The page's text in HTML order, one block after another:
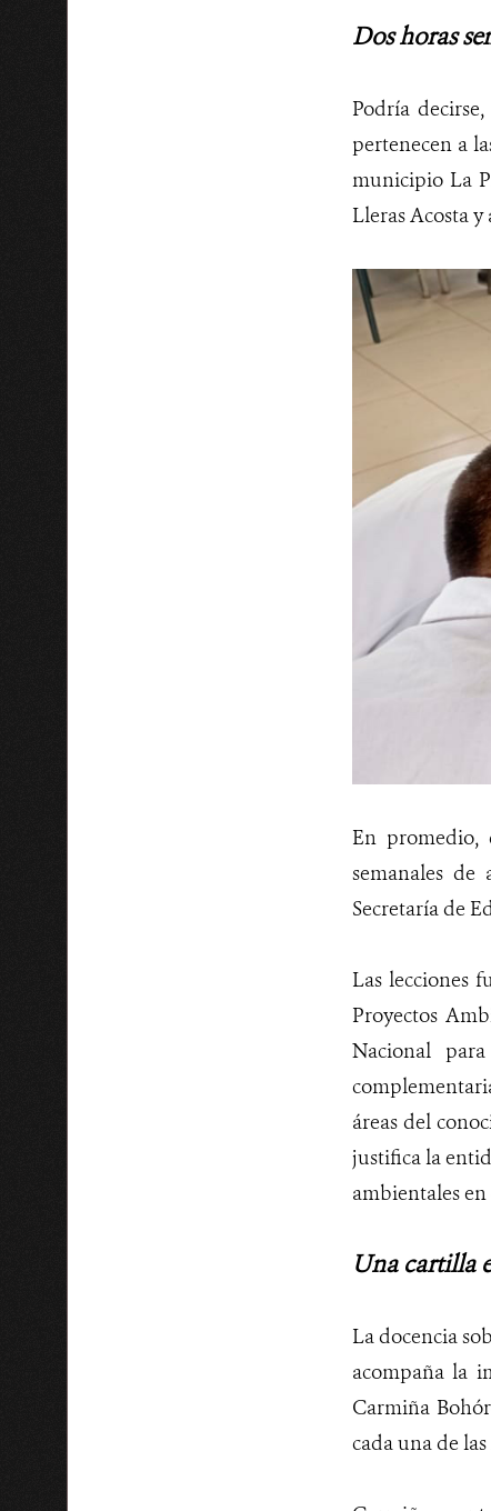
Dos horas
Podría
pertenecen a
municipio La
Lleras Acosta
En promedio,
semanales
Secretaría de
Las lecciones
Proyectos
Nacional
áreas del
justifica la
ambientales
Una cartilla
La docencia
acompaña la
Carmiña
cada una de